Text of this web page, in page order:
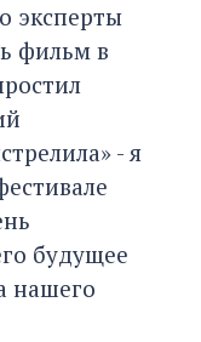
эксперты
фильм в
- я
будущее
нашего